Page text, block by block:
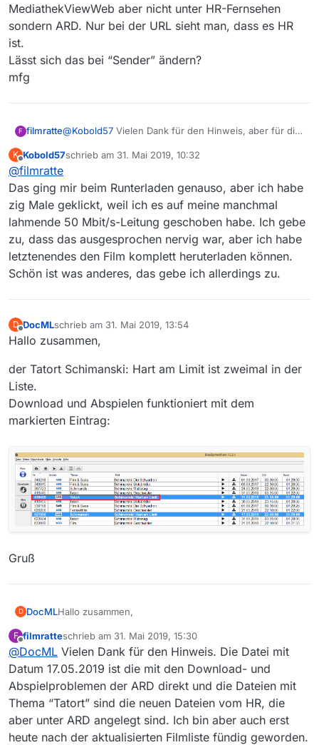
MediathekViewWeb aber nicht unter HR-Fernsehen
sondern ARD. Nur bei der URL sieht man, dass es HR
ist.
Lässt sich das bei “Sender” ändern?
mfg
F filmratte@Kobold57 Vielen Dank für den Hinweis, aber für die
MediathekView und MediathekViewWeb bricht aber
nach einer kurzen Downloadzeit wieder ab. Beim
Abspielen genauso. Dehalb habe ich bei HR gewartet,
ob er in die Mediathek kommt.
K
Offline
Kobold57schrieb am 31. Mai 2019, 10:32
zuletzt editiert von
@filmratte
Das ging mir beim Runterladen genauso, aber ich habe
zig Male geklickt, weil ich es auf meine manchmal
lahmende 50 Mbit/s-Leitung geschoben habe. Ich gebe
zu, dass das ausgesprochen nervig war, aber ich habe
letztenendes den Film komplett heruterladen können.
Schön ist was anderes, das gebe ich allerdings zu.
D
Offline
DocMLschrieb am 31. Mai 2019, 13:54
zuletzt editiert von
Hallo zusammen,
der Tatort Schimanski: Hart am Limit ist zweimal in der
Liste.
Download und Abspielen funktioniert mit dem
markierten Eintrag:
Gruß
D DocMLHallo zusammen,
der Tatort Schimanski: Hart am Limit ist zweimal in der
Liste.
Download und Abspielen funktioniert mit dem
markierten Eintrag:
Gruß
F
Offline
filmratteschrieb am 31. Mai 2019, 15:30
zuletzt editiert von
@DocML Vielen Dank für den Hinweis. Die Datei mit
Datum 17.05.2019 ist die mit den Download- und
Abspielproblemen der ARD direkt und die Dateien mit
Thema “Tatort” sind die neuen Dateien vom HR, die
aber unter ARD angelegt sind. Ich bin aber auch erst
heute nach der aktualisierten Filmliste fündig geworden.